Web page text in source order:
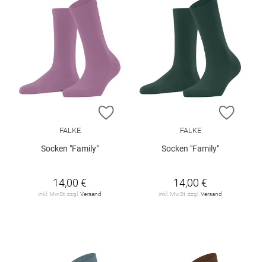
ZUR WUNSCHLISTE HINZUFÜGEN
FALKE
Socken "Family"
14,00 €
inkl. MwSt. zzgl. Versand
ZUR
FALKE
Socken "Family"
14,00 €
inkl. MwSt. zzgl. Versand